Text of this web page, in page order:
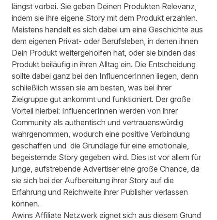
längst vorbei. Sie geben Deinen Produkten Relevanz,
indem sie ihre eigene Story mit dem Produkt erzählen.
Meistens handelt es sich dabei um eine Geschichte aus
dem eigenen Privat- oder Berufsleben, in denen ihnen
Dein Produkt weitergeholfen hat, oder sie binden das
Produkt beiläufig in ihren Alltag ein. Die Entscheidung
sollte dabei ganz bei den InfluencerInnen liegen, denn
schließlich wissen sie am besten, was bei ihrer
Zielgruppe gut ankommt und funktioniert. Der große
Vorteil hierbei: InfluencerInnen werden von ihrer
Community als authentisch und vertrauenswürdig
wahrgenommen, wodurch eine positive Verbindung
geschaffen und die Grundlage für eine emotionale,
begeisternde Story gegeben wird. Dies ist vor allem für
junge, aufstrebende Advertiser eine große Chance, da
sie sich bei der Aufbereitung ihrer Story auf die
Erfahrung und Reichweite ihrer Publisher verlassen
können.
Awins Affiliate Netzwerk eignet sich aus diesem Grund